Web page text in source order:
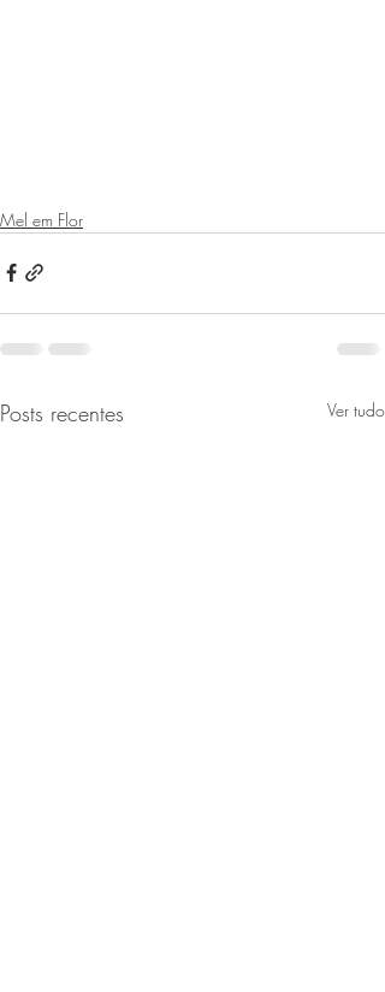
Mel em Flor
Posts recentes Ver tudo